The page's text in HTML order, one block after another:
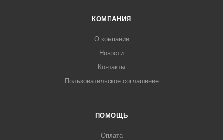
КОМПАНИЯ
О компании
Новости
Контакты
Пользовательское соглашение
ПОМОЩЬ
Оплата